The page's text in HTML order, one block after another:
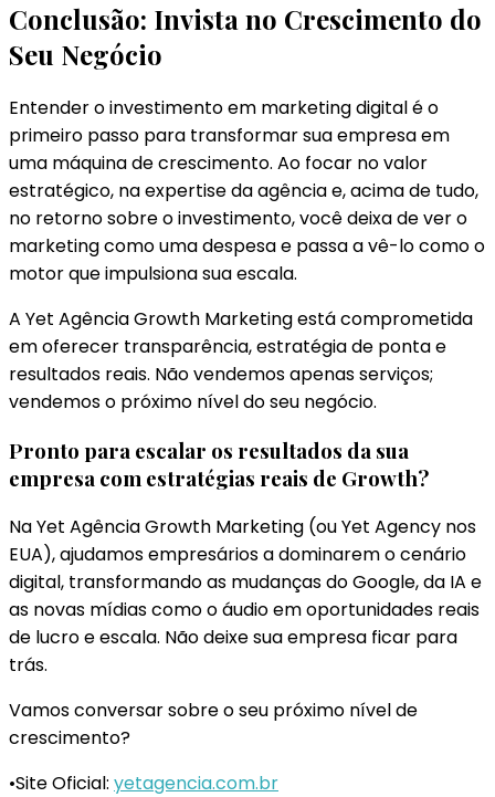
Conclusão: Invista no Crescimento do
Seu Negócio
Entender o investimento em marketing digital é o
primeiro passo para transformar sua empresa em
uma máquina de crescimento. Ao focar no valor
estratégico, na expertise da agência e, acima de tudo,
no retorno sobre o investimento, você deixa de ver o
marketing como uma despesa e passa a vê-lo como o
motor que impulsiona sua escala.
A Yet Agência Growth Marketing está comprometida
em oferecer transparência, estratégia de ponta e
resultados reais. Não vendemos apenas serviços;
vendemos o próximo nível do seu negócio.
Pronto para escalar os resultados da sua
empresa com estratégias reais de Growth?
Na Yet Agência Growth Marketing (ou Yet Agency nos
EUA), ajudamos empresários a dominarem o cenário
digital, transformando as mudanças do Google, da IA e
as novas mídias como o áudio em oportunidades reais
de lucro e escala. Não deixe sua empresa ficar para
trás.
Vamos conversar sobre o seu próximo nível de
crescimento?
•Site Oficial: yetagencia.com.br